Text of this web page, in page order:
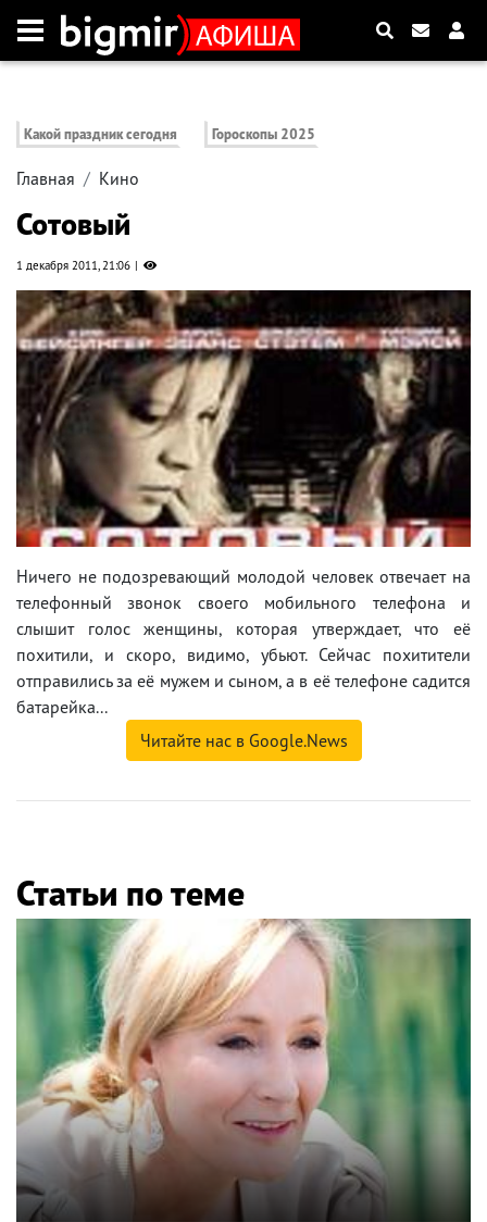
Какой праздник сегодня Гороскопы 2025
Главная Кино
Сотовый
1 декабря 2011, 21:06
Ничего не подозревающий молодой человек отвечает на
телефонный звонок своего мобильного телефона и
слышит голос женщины, которая утверждает, что её
похитили, и скоро, видимо, убьют. Сейчас похитители
отправились за её мужем и сыном, а в её телефоне садится
батарейка...
Читайте нас в Google.News
Статьи по теме